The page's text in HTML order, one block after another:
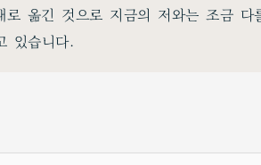
옮긴 것으로 지금의 저와는 조금 다
있습니다.